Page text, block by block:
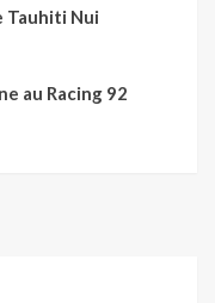
Tauhiti Nui
au Racing 92